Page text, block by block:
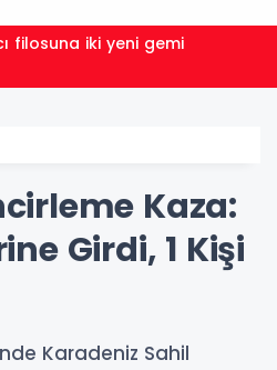
Kaza:
Girdi, 1 Kişi
Karadeniz Sahil